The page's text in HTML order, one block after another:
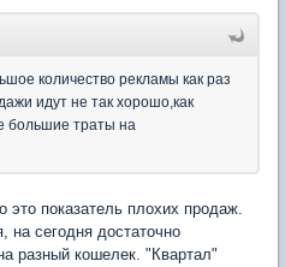
количество рекламы как раз
идут не так хорошо,как
большие траты на
показатель плохих продаж.
на сегодня достаточно
разный кошелек. "Квартал"